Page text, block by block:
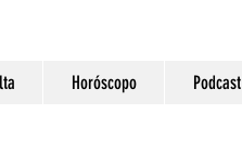
Horóscopo Podcast